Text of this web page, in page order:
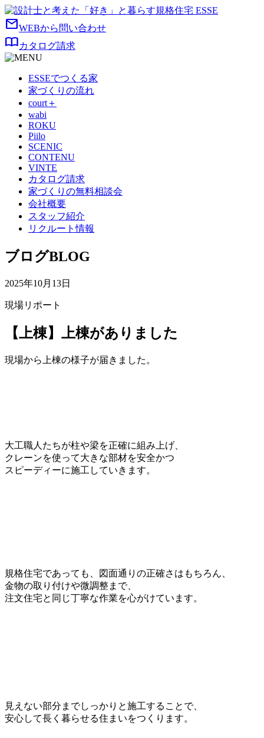
mailWEBから問い合わせ
import_contactsカタログ請求
ESSEでつくる家
家づくりの流れ
court＋
wabi
ROKU
Piilo
SCENIC
CONTENU
VINTE
カタログ請求
家づくりの無料相談会
会社概要
スタッフ紹介
リクルート情報
ブログBLOG
2025年10月13日
現場リポート
【上棟】上棟がありました
現場から上棟の様子が届きました。
大工職人たちが柱や梁を正確に組み上げ、
クレーンを使って大きな部材を安全かつ
スピーディーに施工していきます。
規格住宅であっても、図面通りの正確さはもちろん、
金物の取り付けや微調整まで、
注文住宅と同じ丁寧な作業を心がけています。
見えない部分までしっかりと施工することで、
安心して長く暮らせる住まいをつくります。